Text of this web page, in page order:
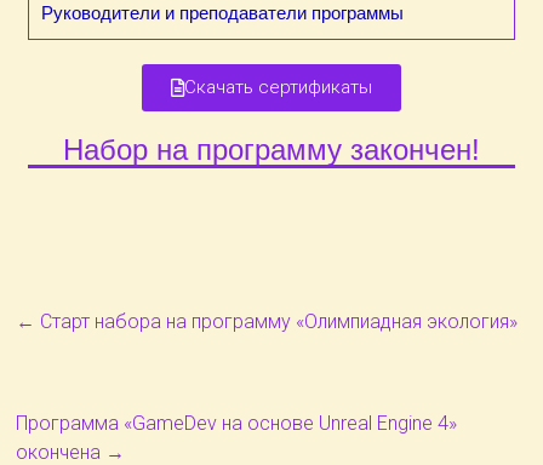
Руководители и преподаватели программы
Скачать сертификаты
Набор на программу закончен!
← Старт набора на программу «Олимпиадная экология»
Программа «GameDev на основе Unreal Engine 4»
окончена →